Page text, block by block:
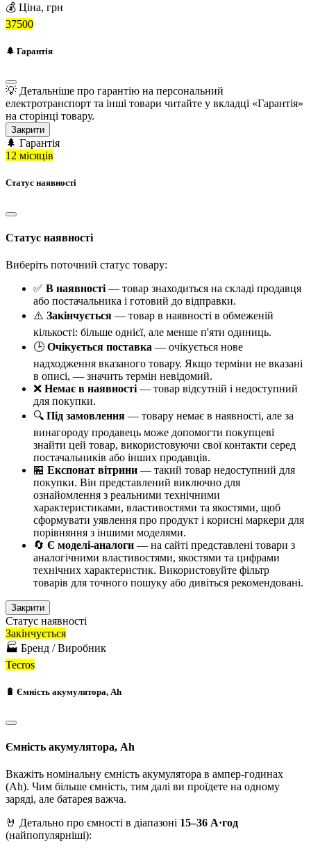
💰 Ціна, грн
37500
🌲 Гарантія
💡 Детальніше про гарантію на персональний
електротранспорт та інші товари читайте у вкладці «Гарантія»
на сторінці товару.
Закрити
🌲 Гарантія
12 місяців
Статус наявності
Статус наявності
Виберіть поточний статус товару:
✅ В наявності — товар знаходиться на складі продавця
або постачальника і готовий до відправки.
⚠️ Закінчується — товар в наявності в обмеженій
кількості: більше однієї, але менше п'яти одиниць.
🕒 Очікується поставка — очікується нове
надходження вказаного товару. Якщо терміни не вказані
в описі, — значить термін невідомий.
❌ Немає в наявності — товар відсутній і недоступний
для покупки.
🔍 Під замовлення — товару немає в наявності, але за
винагороду продавець може допомогти покупцеві
знайти цей товар, використовуючи свої контакти серед
постачальників або інших продавців.
🏪 Експонат вітрини — такий товар недоступний для
покупки. Він представлений виключно для
ознайомлення з реальними технічними
характеристиками, властивостями та якостями, щоб
сформувати уявлення про продукт і корисні маркери для
порівняння з іншими моделями.
🔄 Є моделі-аналоги — на сайті представлені товари з
аналогічними властивостями, якостями та цифрами
технічних характеристик. Використовуйте фільтр
товарів для точного пошуку або дивіться рекомендовані.
Закрити
Статус наявності
Закінчується
🏭 Бренд / Виробник
Tecros
🔋 Ємність акумулятора, Ah
Ємність акумулятора, Ah
Вкажіть номінальну ємність акумулятора в ампер-годинах
(Ah). Чим більше ємність, тим далі ви проїдете на одному
заряді, але батарея важча.
🤘 Детально про ємності в діапазоні 15–36 А·год
(найпопулярніші):